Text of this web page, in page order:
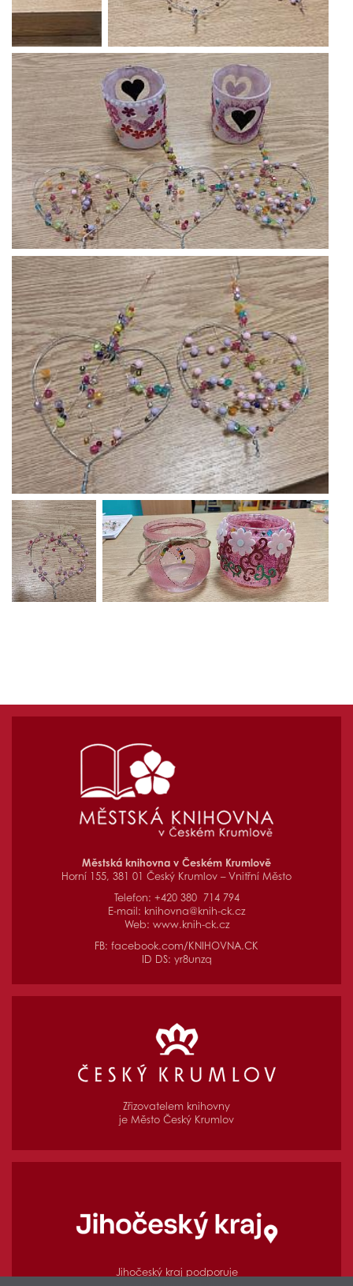
Městská knihovna v Českém Krumlově
Horní 155, 381 01 Český Krumlov – Vnitřní Město
Telefon: +420 380 714 794
E-mail: knihovna@knih-ck.cz
Web: www.knih-ck.cz
FB: facebook.com/KNIHOVNA.CK
ID DS: yr8unzq
Zřizovatelem knihovny
je Město Český Krumlov
Jihočeský kraj podporuje